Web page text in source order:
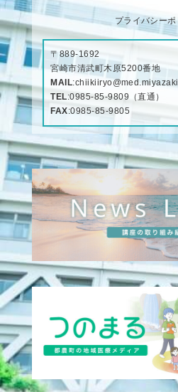
プライバシー
〒889-1692
宮崎市清武町木原5200番地
MAIL:
TEL:0985-85-9809 （直通）
FAX:0985-85-9805